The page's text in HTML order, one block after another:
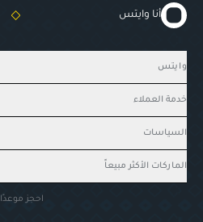
أنا وايتس
وايتس
خدمة العملاء
السياسات
الماركات الأكثر مبيعاً
احجز موعدًا